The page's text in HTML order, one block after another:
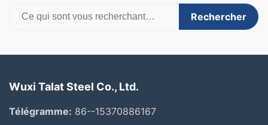
Rechercher
Wuxi Talat Steel Co., Ltd.
Télégramme: 86--15370886167